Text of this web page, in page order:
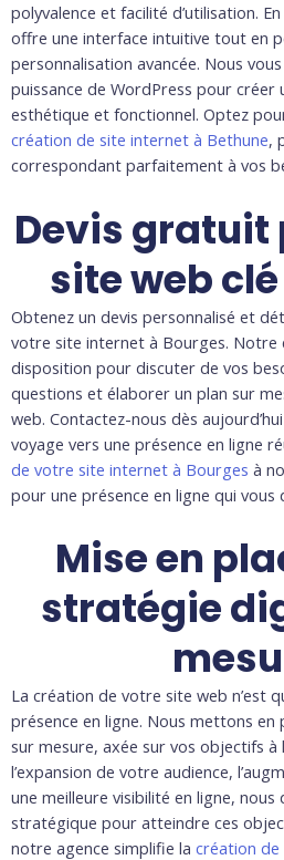
polyvalence et facilité d’utilisation.
offre une interface intuitive tout en
personnalisation avancée. Nous
puissance de WordPress pour créer
esthétique et fonctionnel. Optez
création de site internet à Bethune,
correspondant parfaitement à vos
Devis gratuit
site web
Obtenez un devis personnalisé et
votre site internet à Bourges. Notre
disposition pour discuter de vos
questions et élaborer un plan sur
web. Contactez-nous dès
voyage vers une présence en ligne
de votre site internet à Bourges à
pour une présence en ligne qui vous
Mise en
stratégie
La création de votre site web n’est
présence en ligne. Nous mettons
sur mesure, axée sur vos objectifs à
l’expansion de votre audience,
une meilleure visibilité en ligne,
stratégique pour atteindre ces
notre agence simplifie la création de